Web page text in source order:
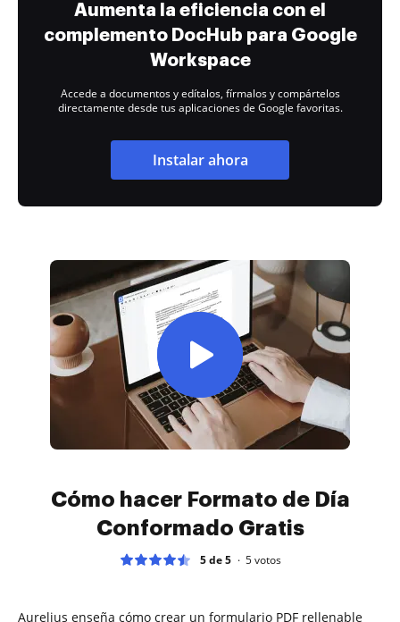
Aumenta la eficiencia con el
complemento DocHub para Google
Workspace
Accede a documentos y edítalos, fírmalos y compártelos
directamente desde tus aplicaciones de Google favoritas.
Instalar ahora
Cómo hacer Formato de Día
Conformado Gratis
5 de 5 5votos
Aurelius enseña cómo crear un formulario PDF rellenable